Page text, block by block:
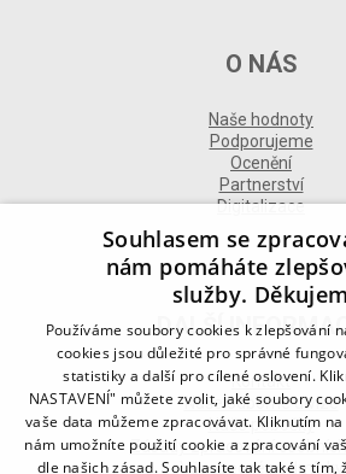
O NÁS
Naše hodnoty
Podporujeme
Ocenění
Partnerství
Digitalizace
DALŠÍ
Kontakt
Naše odborné divize
Naše pobočky
Zásady zpracování
Všeobecné podmínky
Souhlasem se
nám pomáháte
služby.
Používáme soubory cookies k zlepšování
cookies jsou důležité pro správné
statistiky a další pro cílené oslovení.
NASTAVENÍ" můžete zvolit, jaké soubory
vaše data můžeme zpracovávat. Kliknutím na
nám umožníte použití cookie a zpracování
dle našich zásad. Souhlasíte tak také s tím,